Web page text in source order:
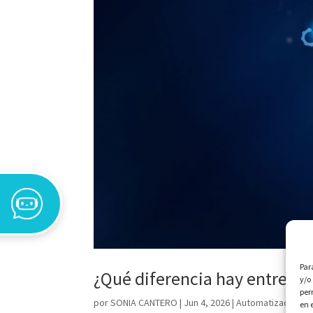
y/o
en
¿Qué diferencia hay entre
porSONIA CANTERO | Jun 4, 2026|Automatización y